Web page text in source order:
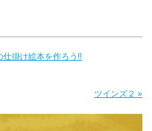
仕掛け絵本を作ろう!!
ツインズ２ »